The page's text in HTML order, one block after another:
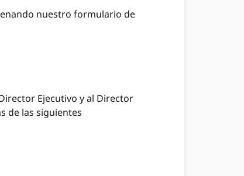
nuestro formulario de
Ejecutivo y al Director
de las siguientes